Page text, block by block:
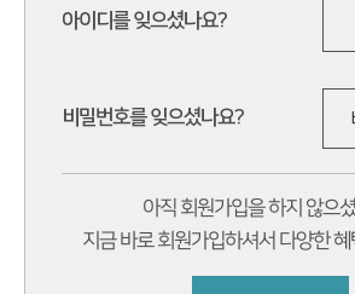
아이디를 잊으셨나요?
비밀번호를 잊으셨나요?
아직 회원가입을 하지 않으
지금 바로 회원가입하셔서 다양한